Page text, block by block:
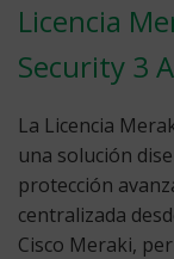
Licencia
Security 3
La Licencia
una solución
protección
centralizada
Cisco Meraki,